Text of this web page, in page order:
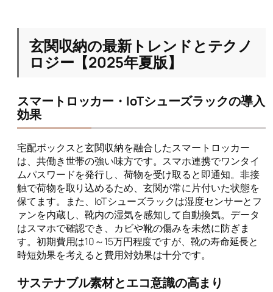
玄関収納の最新トレンドとテクノ
ロジー【2025年夏版】
スマートロッカー・IoTシューズラックの導入
効果
宅配ボックスと玄関収納を融合したスマートロッカー
は、共働き世帯の強い味方です。スマホ連携でワンタイ
ムパスワードを発行し、荷物を受け取ると即通知。非接
触で荷物を取り込めるため、玄関が常に片付いた状態を
保てます。また、IoTシューズラックは湿度センサーとフ
ァンを内蔵し、靴内の湿気を感知して自動換気。データ
はスマホで確認でき、カビや靴の傷みを未然に防ぎま
す。初期費用は10～15万円程度ですが、靴の寿命延長と
時短効果を考えると費用対効果は十分です。
サステナブル素材とエコ意識の高まり